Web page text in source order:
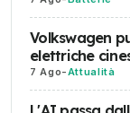
Volkswagen
elettriche
7 Ago-Attualità